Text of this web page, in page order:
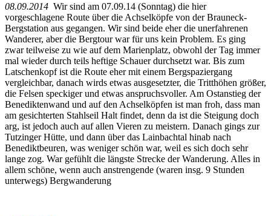
08.09.2014 Wir sind am 07.09.14 (Sonntag) die hier
vorgeschlagene Route über die Achselköpfe von der Brauneck-
Bergstation aus gegangen. Wir sind beide eher die unerfahrenen
Wanderer, aber die Bergtour war für uns kein Problem. Es ging
zwar teilweise zu wie auf dem Marienplatz, obwohl der Tag immer
mal wieder durch teils heftige Schauer durchsetzt war. Bis zum
Latschenkopf ist die Route eher mit einem Bergspaziergang
vergleichbar, danach wirds etwas ausgesetzter, die Tritthöhen größer,
die Felsen speckiger und etwas anspruchsvoller. Am Ostanstieg der
Benediktenwand und auf den Achselköpfen ist man froh, dass man
am gesichterten Stahlseil Halt findet, denn da ist die Steigung doch
arg, ist jedoch auch auf allen Vieren zu meistern. Danach gings zur
Tutzinger Hütte, und dann über das Lainbachtal hinab nach
Benediktbeuren, was weniger schön war, weil es sich doch sehr
lange zog. War gefühlt die längste Strecke der Wanderung. Alles in
allem schöne, wenn auch anstrengende (waren insg. 9 Stunden
unterwegs) Bergwanderung